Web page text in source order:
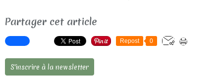
Partager cet article
Repost 0
S'inscrire à la newsletter